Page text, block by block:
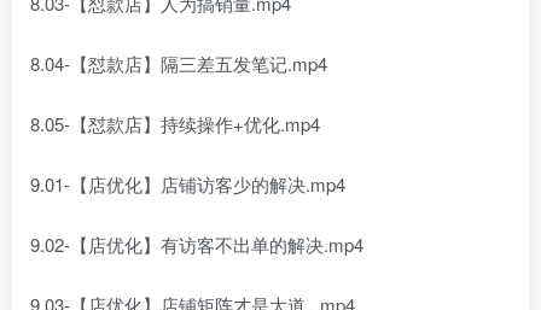
8.04-【怼款店】隔三差五发笔记.mp4
8.05-【怼款店】持续操作+优化.mp4
9.01-【店优化】店铺访客少的解决.mp4
9.02-【店优化】有访客不出单的解决.mp4
9.03-【店优化】店铺矩阵才是大道_.mp4